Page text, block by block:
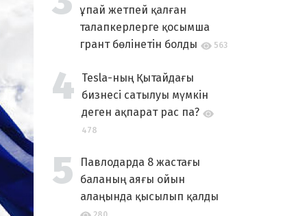
ұпай жетпей қалған
талапкерлерге қосымша
грант бөлінетін болды
563
Tesla-ның Қытайдағы
бизнесі сатылуы мүмкін
деген ақпарат рас па?
478
Павлодарда 8 жастағы
баланың аяғы ойын
алаңында қысылып қалды